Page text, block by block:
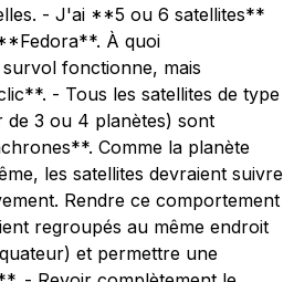
- J'ai **5 ou 6 satellites**
À quoi
fonctionne, mais
- Tous les satellites de type
3 ou 4 planètes) sont
Comme la planète
les satellites devraient suivre
Rendre ce comportement
regroupés au même endroit
et permettre une